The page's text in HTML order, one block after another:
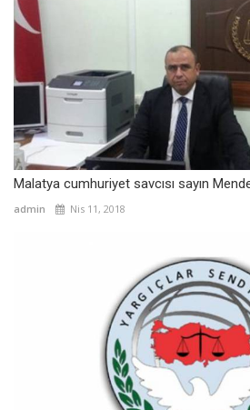
Malatya cumhuriyet savcısı sayın
admin Nis 11, 2018